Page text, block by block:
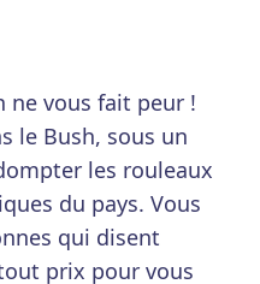
ne vous fait peur !
le Bush, sous un
les rouleaux
du pays. Vous
qui disent
prix pour vous